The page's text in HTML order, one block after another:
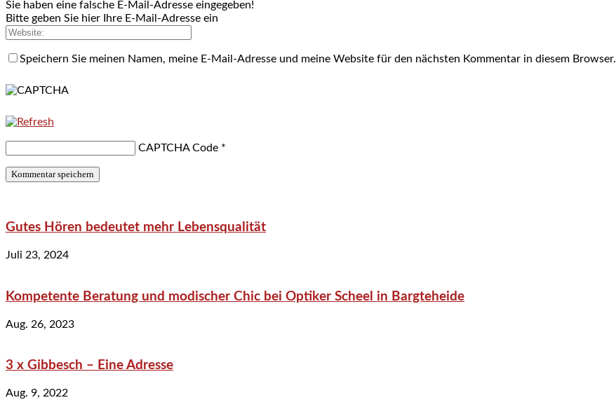
Sie haben eine falsche E-Mail-Adresse eingegeben!
Bitte geben Sie hier Ihre E-Mail-Adresse ein
Speichern Sie meinen Namen, meine E-Mail-Adresse und meine Website für den nächsten Kommentar in diesem Browser.
CAPTCHA Code *
Gutes Hören bedeutet mehr Lebensqualität
Juli 23, 2024
Kompetente Beratung und modischer Chic bei Optiker Scheel in Bargteheide
Aug. 26, 2023
3 x Gibbesch – Eine Adresse
Aug. 9, 2022